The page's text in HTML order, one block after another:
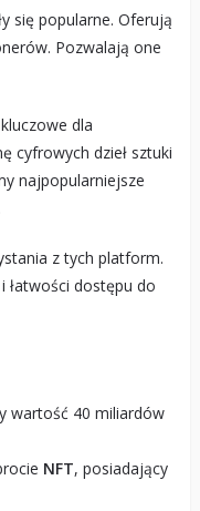
się popularne. Oferują
Pozwalają one
dla
cyfrowych dzieł sztuki
najpopularniejsze
z tych platform.
łatwości dostępu do
wartość 40 miliardów
NFT, posiadający